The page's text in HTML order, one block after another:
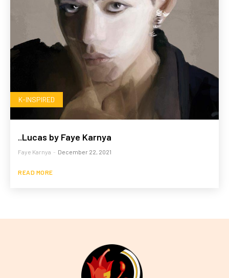
K-INSPIRED
..Lucas by Faye Karnya
Faye Karnya - December 22, 2021
READ MORE